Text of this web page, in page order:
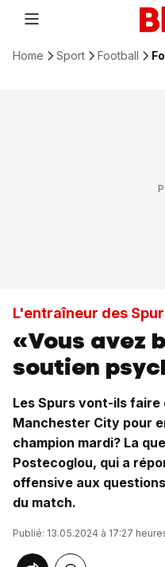
Home Sport Football
L'entraîneur des
«Vous avez
soutien
Les Spurs vont-ils
Manchester City pour
champion mardi? La
Postecoglou, qui a
offensive aux
du match.
Publié: 13.05.2024 à 17:27